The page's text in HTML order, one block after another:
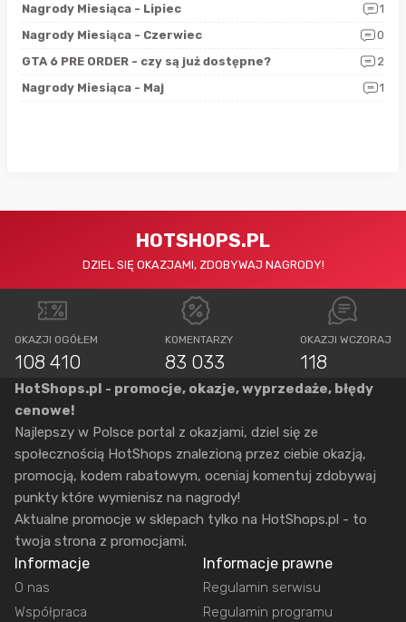
Nagrody Miesiąca - Lipiec
1
Nagrody Miesiąca - Czerwiec
0
GTA 6 PRE ORDER - czy są już dostępne?
2
Nagrody Miesiąca - Maj
1
HOTSHOPS.PL
DZIEL SIĘ OKAZJAMI, ZDOBYWAJ NAGRODY!
OKAZJI OGÓŁEM
108 410
KOMENTARZY
83 033
OKAZJI WCZORAJ
118
HotShops.pl - promocje, okazje, wyprzedaże, błędy
cenowe!
Najlepszy w Polsce portal z okazjami, dziel się ze
społecznością HotShops znalezioną przez ciebie okazją,
promocją, kodem rabatowym, oceniaj komentuj zdobywaj
punkty które wymienisz na nagrody!
Aktualne promocje w sklepach tylko na HotShops.pl - to
twoja strona z promocjami.
Informacje
O nas
Współpraca
Informacje prawne
Regulamin serwisu
Regulamin programu